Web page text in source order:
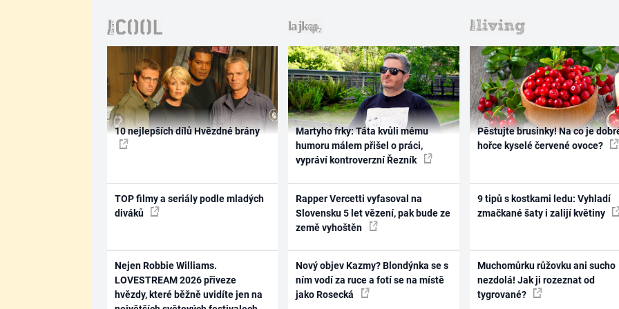
10 nejlepších dílů Hvězdné brány
TOP filmy a seriály podle mladých
diváků
Nejen Robbie Williams.
LOVESTREAM 2026 přiveze
hvězdy, které běžně uvidíte jen na
Martyho frky: Táta kvůli mému
humoru málem přišel o práci,
vypráví kontroverzní Řezník
Rapper Vercetti vyfasoval na
Slovensku 5 let vězení, pak bude ze
země vyhoštěn
Nový objev Kazmy? Blondýnka se s
ním vodí za ruce a fotí se na místě
jako Rosecká
Pěstujte brusinky! Na co je
hořce kyselé červené ovoce?
9 tipů s kostkami ledu: Vyhladí
zmačkané šaty i zalijí květiny
Muchomůrku růžovku ani sucho
nezdolá! Jak ji rozeznat od
tygrované?